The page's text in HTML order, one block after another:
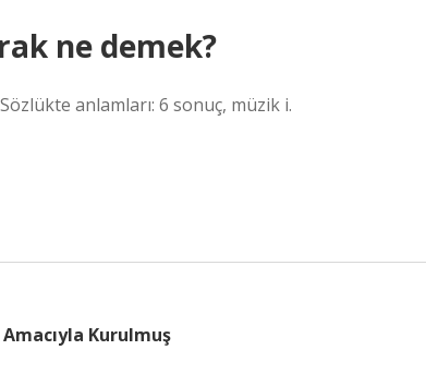
ne demek?
anlamları: 6 sonuç, müzik i.
Kurulmuş